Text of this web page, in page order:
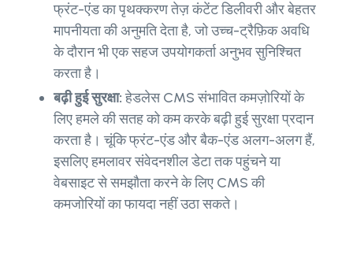
फ्रंट-एंड का पृथक्करण तेज़ कंटेंट डिलीवरी और बेहतर
मापनीयता की अनुमति देता है, जो उच्च-ट्रैफ़िक अवधि
के दौरान भी एक सहज उपयोगकर्ता अनुभव सुनिश्चित
करता है।
बढ़ी हुई सुरक्षा:हेडलेस CMS संभावित कमज़ोरियों के
लिए हमले की सतह को कम करके बढ़ी हुई सुरक्षा प्रदान
करता है। चूंकि फ्रंट-एंड और बैक-एंड अलग-अलग हैं,
इसलिए हमलावर संवेदनशील डेटा तक पहुंचने या
वेबसाइट से समझौता करने के लिए CMS की
कमजोरियों का फायदा नहीं उठा सकते।